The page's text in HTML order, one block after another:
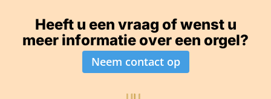
Heeft u een vraag of wenst u
meer informatie over een orgel?
Neem contact op